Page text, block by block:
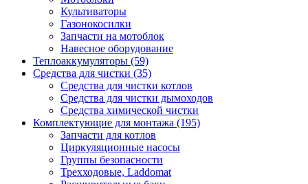
Культиваторы
Газонокосилки
Запчасти на мотоблок
Навесное оборудование
Теплоаккумуляторы (59)
Средства для чистки (35)
Средства для чистки котлов
Средства для чистки дымоходов
Средства химической чистки
Комплектующие для монтажа (195)
Запчасти для котлов
Циркуляционные насосы
Группы безопасности
Трехходовые, Laddomat